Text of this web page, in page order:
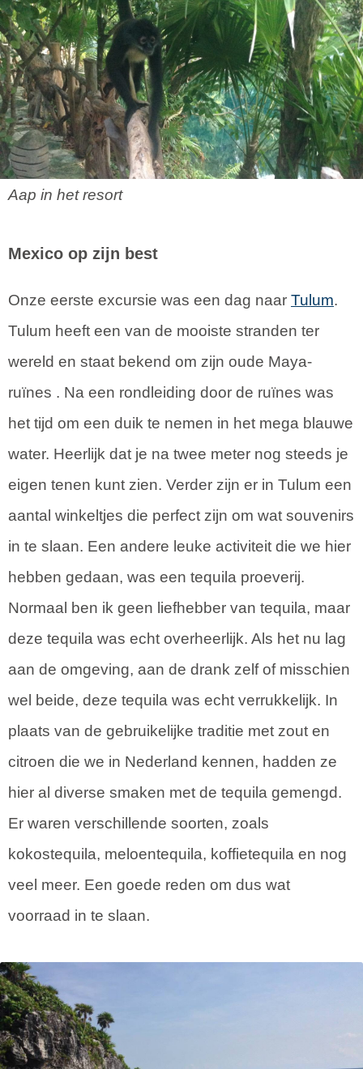
Aap in het resort
Mexico op zijn best
Onze eerste excursie was een dag naar Tulum.
Tulum heeft een van de mooiste stranden ter
wereld en staat bekend om zijn oude Maya-
ruïnes . Na een rondleiding door de ruïnes was
het tijd om een duik te nemen in het mega blauwe
water. Heerlijk dat je na twee meter nog steeds je
eigen tenen kunt zien. Verder zijn er in Tulum een
aantal winkeltjes die perfect zijn om wat souvenirs
in te slaan. Een andere leuke activiteit die we hier
hebben gedaan, was een tequila proeverij.
Normaal ben ik geen liefhebber van tequila, maar
deze tequila was echt overheerlijk. Als het nu lag
aan de omgeving, aan de drank zelf of misschien
wel beide, deze tequila was echt verrukkelijk. In
plaats van de gebruikelijke traditie met zout en
citroen die we in Nederland kennen, hadden ze
hier al diverse smaken met de tequila gemengd.
Er waren verschillende soorten, zoals
kokostequila, meloentequila, koffietequila en nog
veel meer. Een goede reden om dus wat
voorraad in te slaan.